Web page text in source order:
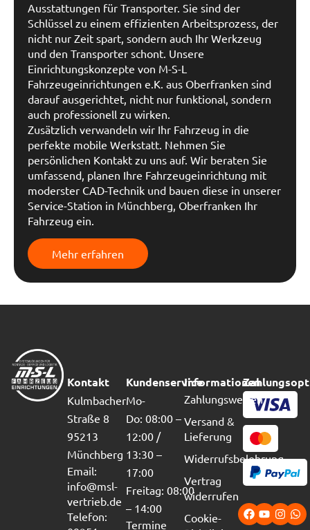
Ausstattungen für Transporter. Sie sind der
Schlüssel zu einem effizienten Arbeitsprozess, der
nicht nur Zeit spart, sondern auch Ihr Werkzeug
und den Transporter schont. Unsere
Einrichtungskonzepte von M-S-L
Fahrzeugeinrichtungen e.K. aus Oberfranken sind
darauf ausgerichtet, nicht nur funktional, sondern
auch professionell zu wirken.
Zusätzlich verwandeln wir Ihr Fahrzeug in die
perfekte mobile Werkstatt. Nehmen Sie
persönlichen Kontakt zu uns auf. Wir beraten Sie
umfassend, planen Ihre Fahrzeugeinrichtung mit
moderster CAD-Technik und bauen diese in unserer
Service-Station in Münchberg, Oberfranken Ihr
Fahrzeug ein.
Mehr erfahren
Kontakt
Kulmbacher
Straße 8
95213
Münchberg
Email:
info@msl-
vertrieb.de
Telefon:
Kundenservice
Mo-
Do: 08:00 –
12:00 /
13:30 –
17:00
Freitag: 08:00
– 14:00
Termine
Informationen
Zahlungsweisen
Versand &
Lieferung
Widerrufsbelehrung
Vertrag
widerrufen
Cookie-